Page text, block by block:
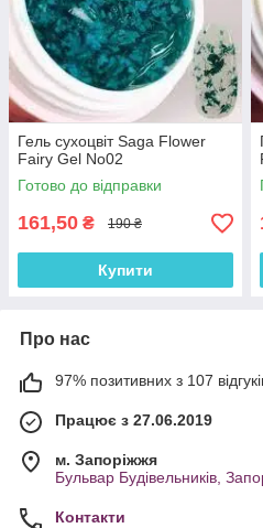
Гель сухоцвіт Saga Flower
Fairy Gel No02
Готово до відправки
161,50 ₴ 190 ₴
Купити
Про нас
97% позитивних з 107
Працює з 27.06.2019
м. Запоріжжя
Бульвар Будівельників,
Контакти